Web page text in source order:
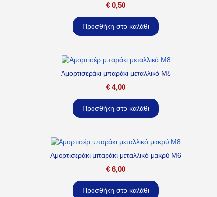
€ 0,50
Προσθήκη στο καλάθι
Αμορτισεράκι μπαράκι μεταλλικό M8
€ 4,00
Προσθήκη στο καλάθι
Αμορτισεράκι μπαράκι μεταλλικό μακρύ M6
€ 6,00
Προσθήκη στο καλάθι